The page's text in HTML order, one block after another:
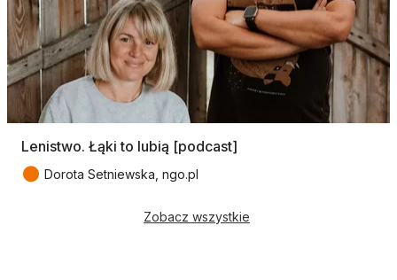
Lenistwo. Łąki to lubią [podcast]
● Dorota Setniewska, ngo.pl
Zobacz wszystkie